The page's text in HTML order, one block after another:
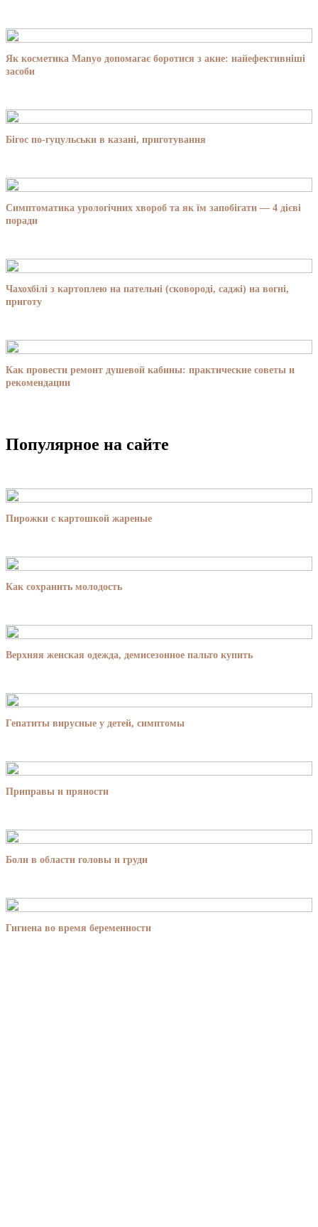
Як косметика Manyo допомагає боротися з акне: найефективніші
засоби
Бігос по-гуцульськи в казані, приготування
Симптоматика урологічних хвороб та як їм запобігати — 4 дієві
поради
Чахохбілі з картоплею на пательні (сковороді, саджі) на вогні,
приготу
Как провести ремонт душевой кабины: практические советы и
рекомендации
Популярное на сайте
Пирожки с картошкой жареные
Как сохранить молодость
Верхняя женская одежда, демисезонное пальто купить
Гепатиты вирусные у детей, симптомы
Приправы и пряности
Боли в области головы и груди
Гигиена во время беременности